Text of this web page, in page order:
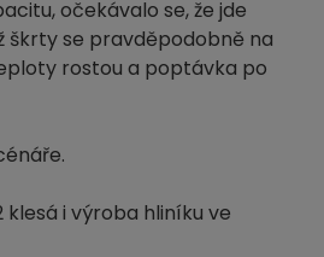
očekávalo se, že jde
škrty se pravděpodobně na
rostou a poptávka po
i výroba hliníku ve